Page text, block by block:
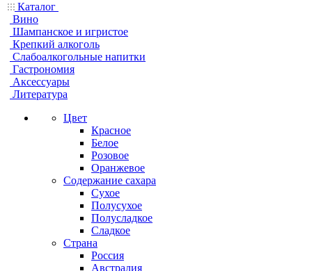
Каталог
Вино
Шампанское и игристое
Крепкий алкоголь
Слабоалкогольные напитки
Гастрономия
Аксессуары
Литература
Цвет
Красное
Белое
Розовое
Оранжевое
Содержание сахара
Сухое
Полусухое
Полусладкое
Сладкое
Страна
Россия
Австралия